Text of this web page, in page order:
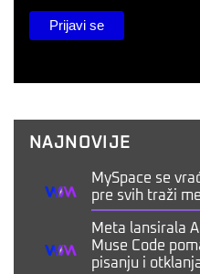
NAJNOVIJE
MySpace se
pre svih traži
Meta lansirala
Muse Code
pisanju i